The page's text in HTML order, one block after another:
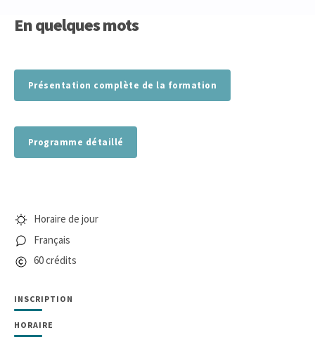
En quelques mots
Présentation complète de la formation
Programme détaillé
Horaire de jour
Français
60 crédits
INSCRIPTION
HORAIRE